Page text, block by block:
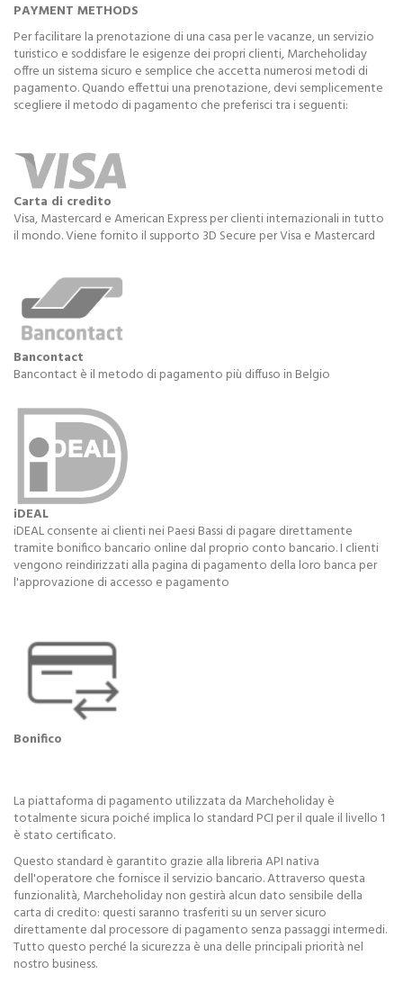
PAYMENT METHODS
Per facilitare la prenotazione di una casa per le vacanze, un servizio
turistico e soddisfare le esigenze dei propri clienti, Marcheholiday
offre un sistema sicuro e semplice che accetta numerosi metodi di
pagamento. Quando effettui una prenotazione, devi semplicemente
scegliere il metodo di pagamento che preferisci tra i seguenti:
Carta di credito
Visa, Mastercard e American Express per clienti internazionali in tutto
il mondo. Viene fornito il supporto 3D Secure per Visa e Mastercard
Bancontact
Bancontact è il metodo di pagamento più diffuso in Belgio
iDEAL
iDEAL consente ai clienti nei Paesi Bassi di pagare direttamente
tramite bonifico bancario online dal proprio conto bancario. I clienti
vengono reindirizzati alla pagina di pagamento della loro banca per
l'approvazione di accesso e pagamento
Bonifico
La piattaforma di pagamento utilizzata da Marcheholiday è
totalmente sicura poiché implica lo standard PCI per il quale il livello 1
è stato certificato.
Questo standard è garantito grazie alla libreria API nativa
dell'operatore che fornisce il servizio bancario. Attraverso questa
funzionalità, Marcheholiday non gestirà alcun dato sensibile della
carta di credito: questi saranno trasferiti su un server sicuro
direttamente dal processore di pagamento senza passaggi intermedi.
Tutto questo perché la sicurezza è una delle principali priorità nel
nostro business.